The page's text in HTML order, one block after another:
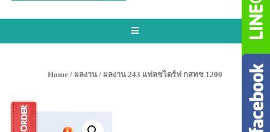
Toggle
Home / ผลงาน / ผลงาน 243 แฟลชไดร์ฟ กสทช 1200